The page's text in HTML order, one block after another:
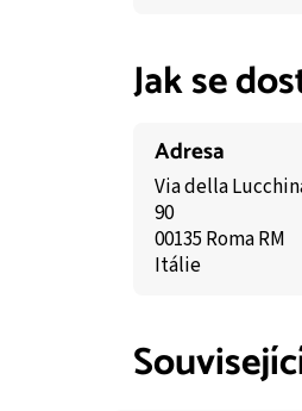
Jak se
Adresa
Via della
90
00135 Roma RM
Itálie